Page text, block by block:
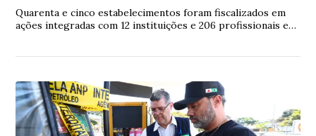
Quarenta e cinco estabelecimentos foram fiscalizados em
ações integradas com 12 instituições e 206 profissionais em